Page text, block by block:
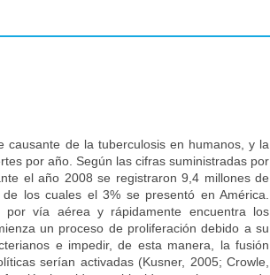
causante de la tuberculosis en humanos, y la
por año. Según las cifras suministradas por
el año 2008 se registraron 9,4 millones de
los cuales el 3% se presentó en América.
vía aérea y rápidamente encuentra los
un proceso de proliferación debido a su
e impedir, de esta manera, la fusión
serían activadas (Kusner, 2005; Crowle,